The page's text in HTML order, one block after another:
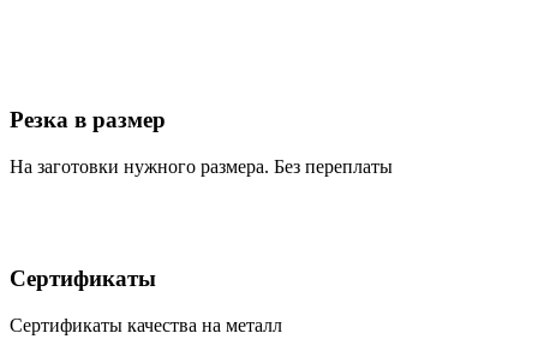
Резка в размер
На заготовки нужного размера. Без переплаты
Сертификаты
Сертификаты качества на металл